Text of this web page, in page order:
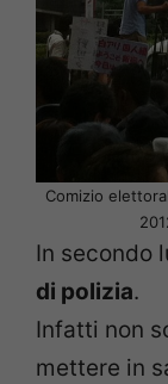
Comizio
In secondo
di polizia.
Infatti non
mettere in